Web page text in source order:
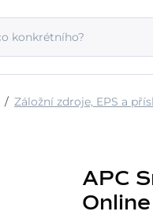
Záložní zdroje, EPS a
APC
Online